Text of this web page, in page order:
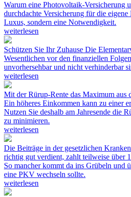
Warum eine Photovoltaik-Versicherung
durchdachte Versicherung für die
Luxus, sondern eine Notwendigkeit.
weiterlesen
Schützen Sie Ihr Zuhause Die
Wesentlichen vor den finanziellen
unvorhersehbar und nicht verhinderbar
weiterlesen
Mit der Rürup-Rente das Maximum aus
Ein höheres Einkommen kann zu einer
Nutzen Sie deshalb am Jahresende die
zu minimieren.
weiterlesen
Die Beiträge in der gesetzlichen
richtig gut verdient, zahlt teilweise über
So mancher kommt da ins Grübeln und
eine PKV wechseln sollte.
weiterlesen